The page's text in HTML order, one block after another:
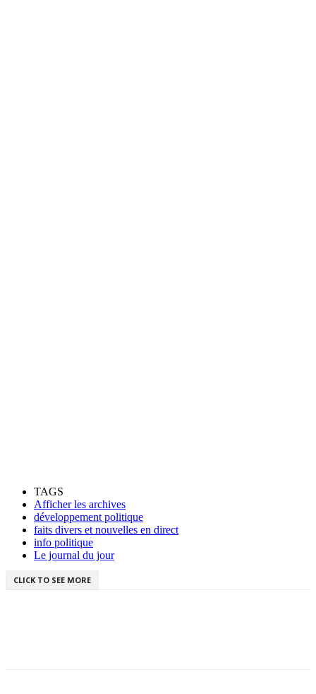
TAGS
‎Afficher les archives
développement politique
faits divers et nouvelles en direct
info politique
Le journal du jour
CLICK TO SEE MORE